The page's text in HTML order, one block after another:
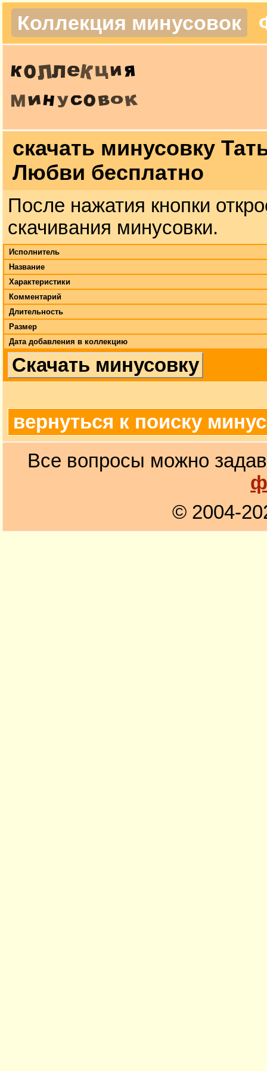
Коллекция минусовок
скачать минусовку
Любви бесплатно
После нажатия кнопки
скачивания минусовки.
Исполнитель
Название
Характеристики
Комментарий
Длительность
Размер
Дата добавления в коллекцию
Скачать минусовку
вернуться к поиску
Все вопросы можно
© 2004-